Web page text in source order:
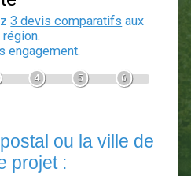
3 devis comparatifs
3